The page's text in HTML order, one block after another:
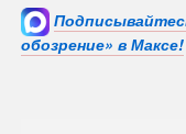
обозрение» в Максе!